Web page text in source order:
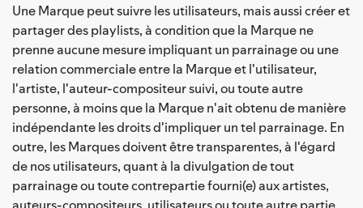
Une Marque peut suivre les utilisateurs, mais aussi créer et
partager des playlists, à condition que la Marque ne
prenne aucune mesure impliquant un parrainage ou une
relation commerciale entre la Marque et l'utilisateur,
l'artiste, l'auteur-compositeur suivi, ou toute autre
personne, à moins que la Marque n'ait obtenu de manière
indépendante les droits d'impliquer un tel parrainage. En
outre, les Marques doivent être transparentes, à l'égard
de nos utilisateurs, quant à la divulgation de tout
parrainage ou toute contrepartie fourni(e) aux artistes,
auteurs-compositeurs, utilisateurs ou toute autre partie,